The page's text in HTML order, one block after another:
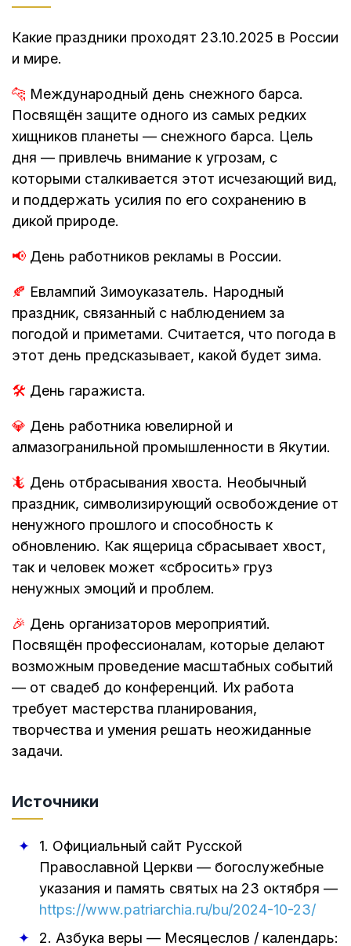
Какие праздники проходят 23.10.2025 в России
и мире.
🐆 Международный день снежного барса.
Посвящён защите одного из самых редких
хищников планеты — снежного барса. Цель
дня — привлечь внимание к угрозам, с
которыми сталкивается этот исчезающий вид,
и поддержать усилия по его сохранению в
дикой природе.
📢 День работников рекламы в России.
🍂 Евлампий Зимоуказатель. Народный
праздник, связанный с наблюдением за
погодой и приметами. Считается, что погода в
этот день предсказывает, какой будет зима.
🛠️ День гаражиста.
💎 День работника ювелирной и
алмазогранильной промышленности в Якутии.
🦎 День отбрасывания хвоста. Необычный
праздник, символизирующий освобождение от
ненужного прошлого и способность к
обновлению. Как ящерица сбрасывает хвост,
так и человек может «сбросить» груз
ненужных эмоций и проблем.
🎉 День организаторов мероприятий.
Посвящён профессионалам, которые делают
возможным проведение масштабных событий
— от свадеб до конференций. Их работа
требует мастерства планирования,
творчества и умения решать неожиданные
задачи.
Источники
1. Официальный сайт Русской
Православной Церкви — богослужебные
указания и память святых на 23 октября —
https://www.patriarchia.ru/bu/2024-10-23/
2. Азбука веры — Месяцеслов / календарь: